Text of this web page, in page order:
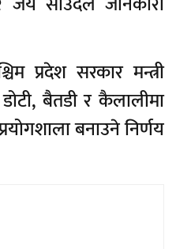
प्रदेश सरकार मन्त्री
बैतडी र कैलालीमा
बनाउने निर्णय